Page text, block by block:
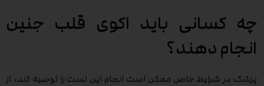
چه کسانی باید اکوی قلب جنین
انجام دهند؟
پزشک در شرایط خاص ممکن است انجام این تست را توصیه کند، از